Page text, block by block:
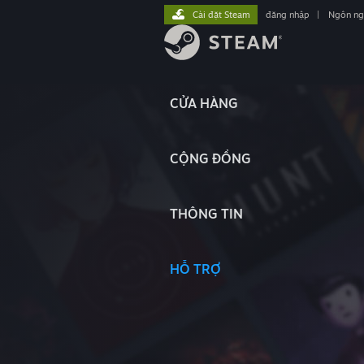
CỬA HÀNG
CỘNG ĐỒNG
THÔNG TIN
HỖ TRỢ
Cài đặt Steam đăng nhập Ngôn